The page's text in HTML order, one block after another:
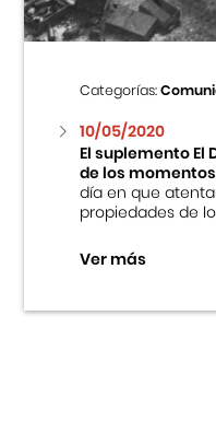
Categorías:
10/05/2020
El suplemento El
de los
día en que
propiedades de
Ver más